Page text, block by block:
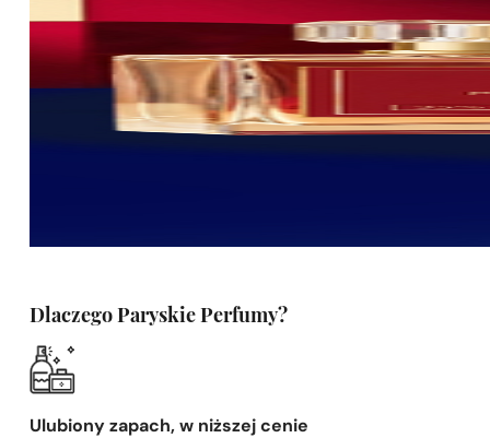
Dlaczego Paryskie Perfumy?
Ulubiony zapach, w niższej cenie